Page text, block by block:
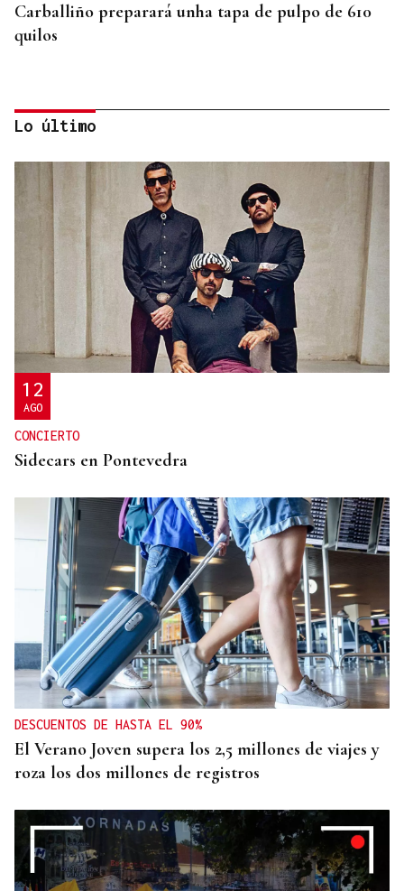
Carballiño preparará unha tapa de pulpo de 610
quilos
OCIO EN FAMILIA
Los niños carballiñeses vencen el calor en la Festa
da auga
Lo último
12
AGO
CONCIERTO
Sidecars en Pontevedra
DESCUENTOS DE HASTA EL 90%
El Verano Joven supera los 2,5 millones de viajes y
roza los dos millones de registros